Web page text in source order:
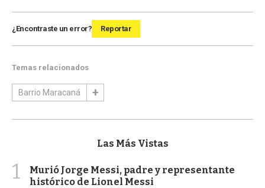
¿Encontraste un error? Reportar
Temas relacionados
Barrio Maracaná
Las Más Vistas
1
Murió Jorge Messi, padre y representante
histórico de Lionel Messi